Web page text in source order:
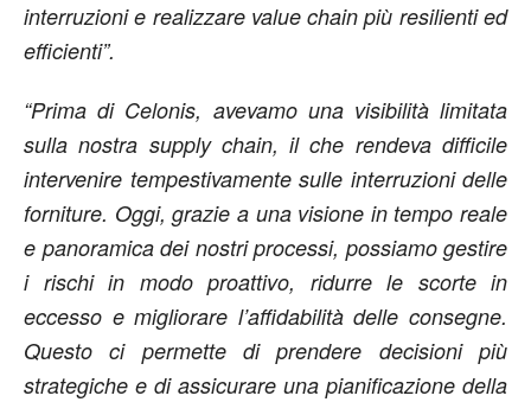
interruzioni e realizzare value chain più resilienti ed
efficienti”.
“Prima di Celonis, avevamo una visibilità limitata
sulla nostra supply chain, il che rendeva difficile
intervenire tempestivamente sulle interruzioni delle
forniture. Oggi, grazie a una visione in tempo reale
e panoramica dei nostri processi, possiamo gestire
i rischi in modo proattivo, ridurre le scorte in
eccesso e migliorare l’affidabilità delle consegne.
Questo ci permette di prendere decisioni più
strategiche e di assicurare una pianificazione della